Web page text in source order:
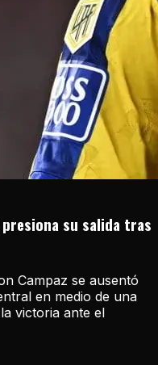
su salida tras
Campaz se ausentó
en medio de una
victoria ante el